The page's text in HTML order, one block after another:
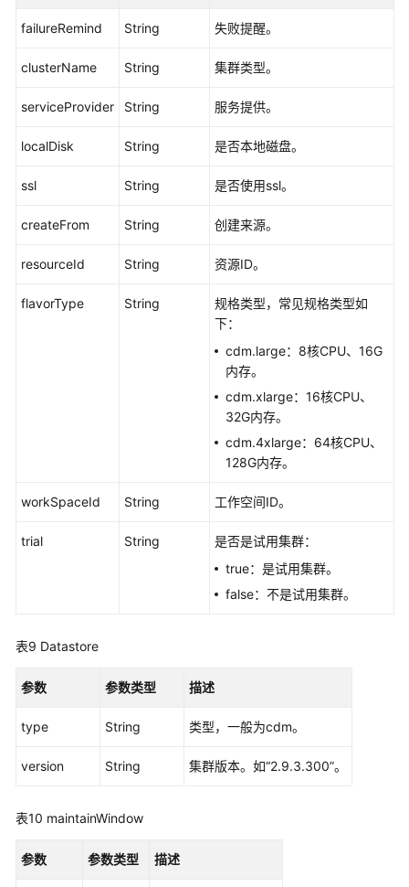
多
档
用
考
责
议
源
支
区
权
failureRemind String 失败提醒。
clusterName String 集群类型。
serviceProvider String 服务提供。
localDisk String 是否本地磁盘。
ssl String 是否使用ssl。
createFrom String 创建来源。
resourceId String 资源ID。
flavorType String
规格类型，常见规格类型如
下：
cdm.large：8核CPU、16G
内存。
cdm.xlarge：16核CPU、
32G内存。
cdm.4xlarge：64核CPU、
128G内存。
workSpaceId String 工作空间ID。
trial String
是否是试用集群：
true：是试用集群。
false：不是试用集群。
表9 Datastore
参数 参数类型 描述
type String 类型，一般为cdm。
version String 集群版本。如“2.9.3.300”。
表10 maintainWindow
参数 参数类型 描述